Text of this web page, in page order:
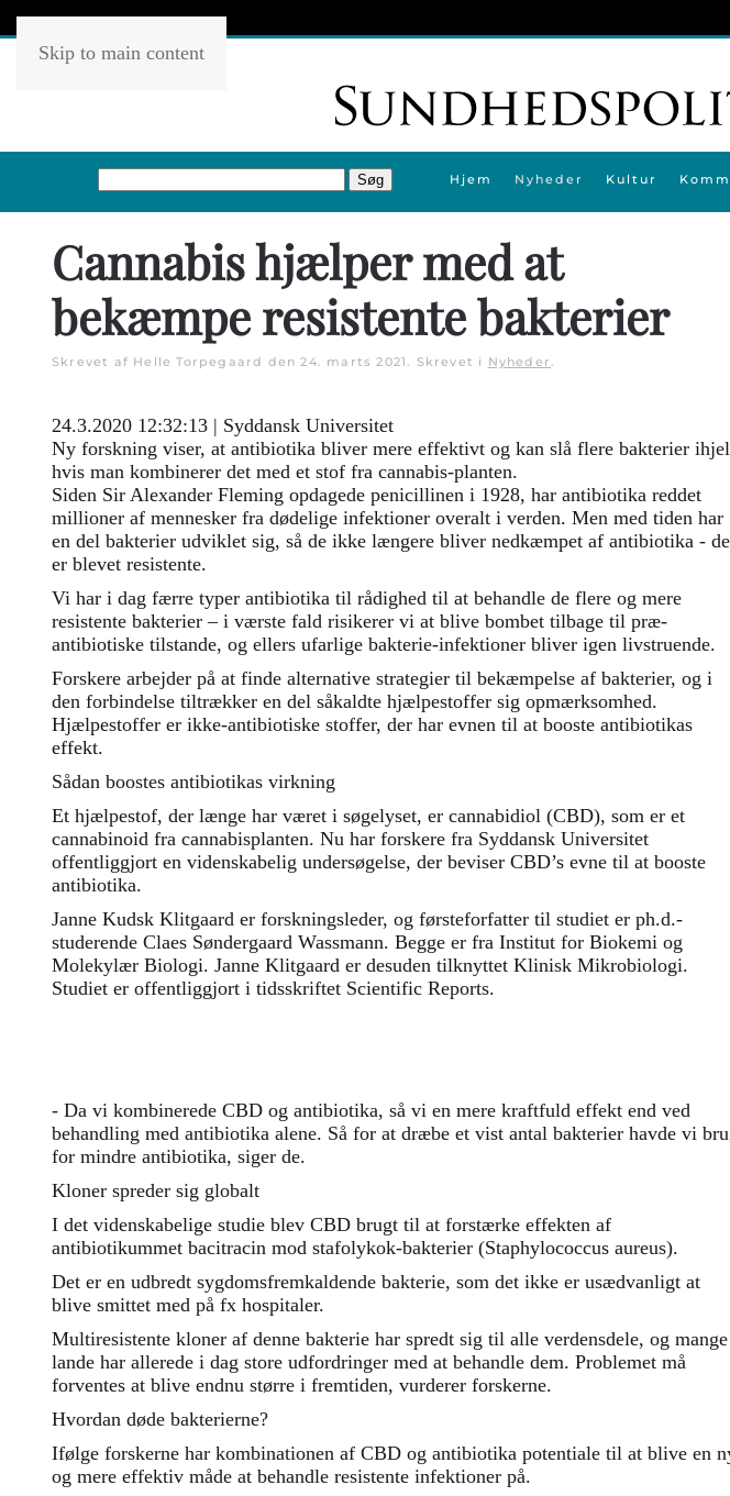
Skip to main content
Hjem Nyheder Kultur
Cannabis hjælper med at
bekæmpe resistente bakterier
Skrevet af Helle Torpegaard den24. marts 2021. Skrevet i Nyheder.
24.3.2020 12:32:13 | Syddansk Universitet
Ny forskning viser, at antibiotika bliver mere effektivt og kan slå flere bakterier
hvis man kombinerer det med et stof fra cannabis-planten.
Siden Sir Alexander Fleming opdagede penicillinen i 1928, har antibiotika reddet
millioner af mennesker fra dødelige infektioner overalt i verden. Men med tiden har
en del bakterier udviklet sig, så de ikke længere bliver nedkæmpet af antibiotika - de
er blevet resistente.
Vi har i dag færre typer antibiotika til rådighed til at behandle de flere og mere
resistente bakterier – i værste fald risikerer vi at blive bombet tilbage til præ-
antibiotiske tilstande, og ellers ufarlige bakterie-infektioner bliver igen livstruende.
Forskere arbejder på at finde alternative strategier til bekæmpelse af bakterier, og i
den forbindelse tiltrækker en del såkaldte hjælpestoffer sig opmærksomhed.
Hjælpestoffer er ikke-antibiotiske stoffer, der har evnen til at booste antibiotikas
effekt.
Sådan boostes antibiotikas virkning
Et hjælpestof, der længe har været i søgelyset, er cannabidiol (CBD), som er et
cannabinoid fra cannabisplanten. Nu har forskere fra Syddansk Universitet
offentliggjort en videnskabelig undersøgelse, der beviser CBD’s evne til at booste
antibiotika.
Janne Kudsk Klitgaard er forskningsleder, og førsteforfatter til studiet er ph.d.-
studerende Claes Søndergaard Wassmann. Begge er fra Institut for Biokemi og
Molekylær Biologi. Janne Klitgaard er desuden tilknyttet Klinisk Mikrobiologi.
Studiet er offentliggjort i tidsskriftet Scientific Reports.
- Da vi kombinerede CBD og antibiotika, så vi en mere kraftfuld effekt end ved
behandling med antibiotika alene. Så for at dræbe et vist antal bakterier havde vi
for mindre antibiotika, siger de.
Kloner spreder sig globalt
I det videnskabelige studie blev CBD brugt til at forstærke effekten af
antibiotikummet bacitracin mod stafolykok-bakterier (Staphylococcus aureus).
Det er en udbredt sygdomsfremkaldende bakterie, som det ikke er usædvanligt at
blive smittet med på fx hospitaler.
Multiresistente kloner af denne bakterie har spredt sig til alle verdensdele, og mange
lande har allerede i dag store udfordringer med at behandle dem. Problemet må
forventes at blive endnu større i fremtiden, vurderer forskerne.
Hvordan døde bakterierne?
Ifølge forskerne har kombinationen af CBD og antibiotika potentiale til at blive en
og mere effektiv måde at behandle resistente infektioner på.